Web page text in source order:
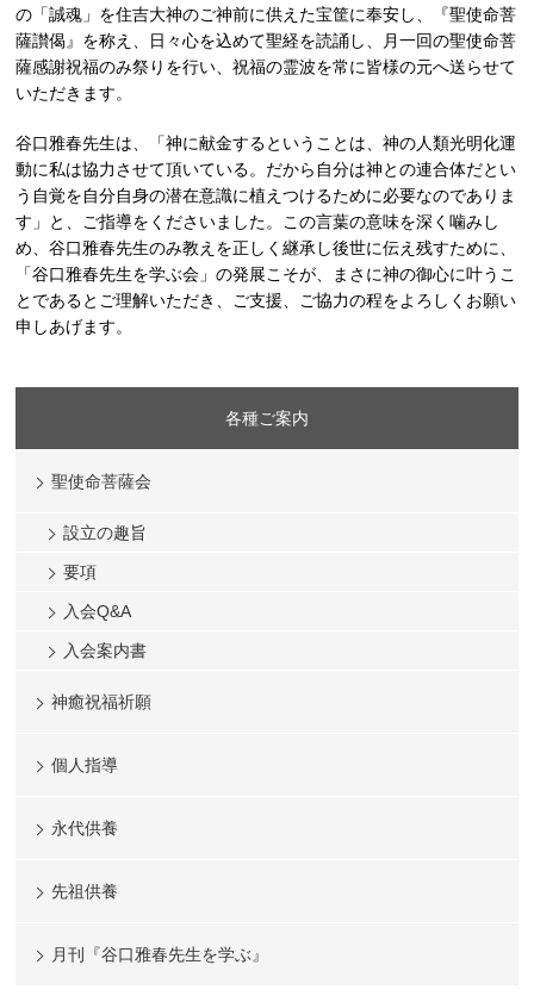
の「誠魂」を住吉大神のご神前に供えた宝筐に奉安し、『聖使命菩
薩讃偈』を称え、日々心を込めて聖経を読誦し、月一回の聖使命菩
薩感謝祝福のみ祭りを行い、祝福の霊波を常に皆様の元へ送らせて
いただきます。
谷口雅春先生は、「神に献金するということは、神の人類光明化運
動に私は協力させて頂いている。だから自分は神との連合体だとい
う自覚を自分自身の潜在意識に植えつけるために必要なのでありま
す」と、ご指導をくださいました。この言葉の意味を深く噛みし
め、谷口雅春先生のみ教えを正しく継承し後世に伝え残すために、
「谷口雅春先生を学ぶ会」の発展こそが、まさに神の御心に叶うこ
とであるとご理解いただき、ご支援、ご協力の程をよろしくお願い
申しあげます。
各種ご案内
聖使命菩薩会
設立の趣旨
要項
入会Q&A
入会案内書
神癒祝福祈願
個人指導
永代供養
先祖供養
月刊『谷口雅春先生を学ぶ』